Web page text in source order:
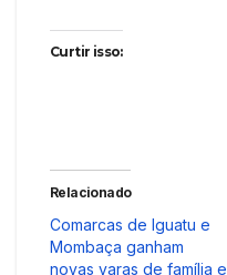
Curtir isso:
Relacionado
Comarcas de Iguatu e
Mombaça ganham
novas varas de família e